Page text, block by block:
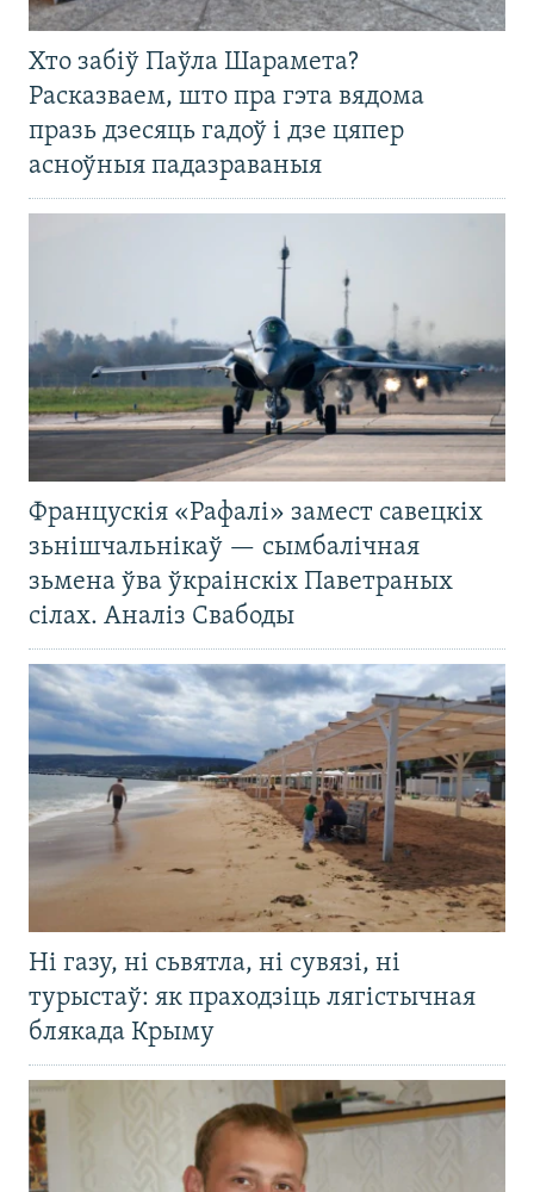
Хто забіў Паўла Шарамета?
Расказваем, што пра гэта вядома
празь дзесяць гадоў і дзе цяпер
асноўныя падазраваныя
Францускія «Рафалі» замест савецкіх
зьнішчальнікаў — сымбалічная
зьмена ўва ўкраінскіх Паветраных
сілах. Аналіз Свабоды
Ні газу, ні сьвятла, ні сувязі, ні
турыстаў: як праходзіць лягістычная
блякада Крыму